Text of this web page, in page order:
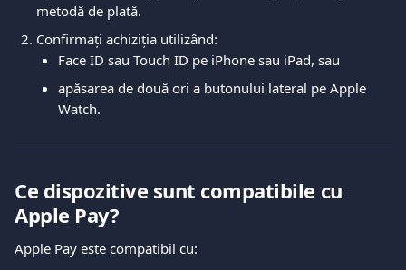
metodă de plată.
Confirmați achiziția utilizând:
Face ID sau Touch ID pe iPhone sau iPad, sau
apăsarea de două ori a butonului lateral pe Apple
Watch.
Ce dispozitive sunt compatibile cu
Apple Pay?
Apple Pay este compatibil cu: